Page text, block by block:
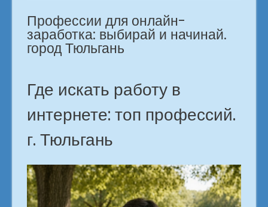
Профессии для онлайн-
заработка: выбирай и начинай.
город Тюльгань
Где искать работу в
интернете: топ профессий.
г. Тюльгань